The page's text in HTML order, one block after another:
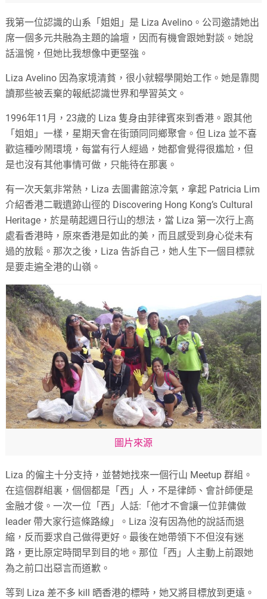
我第一位認識的山系「姐姐」是 Liza Avelino。公司邀請她出
席一個多元共融為主題的論壇，因而有機會跟她對談。她說
話溫惋，但她比我想像中更堅強。
Liza Avelino 因為家境清貧，很小就輟學開始工作。她是靠閱
讀那些被丟棄的報紙認識世界和學習英文。
1996年11月，23歲的 Liza 隻身由菲律賓來到香港。跟其他
「姐姐」一樣，星期天會在街頭同同鄉聚會。但 Liza 並不喜
歡這種吵鬧環境，每當有行人經過，她都會覺得很尷尬，但
是也沒有其他事情可做，只能待在那裏。
有一次天氣非常熱，Liza 去圖書館涼冷氣，拿起 Patricia Lim
介紹香港二戰遺跡山徑的 Discovering Hong Kong’s Cultural
Heritage，於是萌起週日行山的想法，當 Liza 第一次行上高
處看香港時，原來香港是如此的美，而且感受到身心從未有
過的放鬆。那次之後，Liza 告訴自己，她人生下一個目標就
是要走遍全港的山嶺。
圖片來源
Liza 的僱主十分支持，並替她找來一個行山 Meetup 群組。
在這個群組裏，個個都是「西」人，不是律師、會計師便是
金融才俊。一次一位「西」人話:「他才不會讓一位菲傭做
leader 帶大家行這條路線」。Liza 沒有因為他的說話而退
縮，反而要求自己做得更好。最後在她帶領下不但沒有迷
路，更比原定時間早到目的地。那位「西」人主動上前跟她
為之前口出惡言而道歉。
等到 Liza 差不多 kill 晒香港的標時，她又將目標放到更遠。